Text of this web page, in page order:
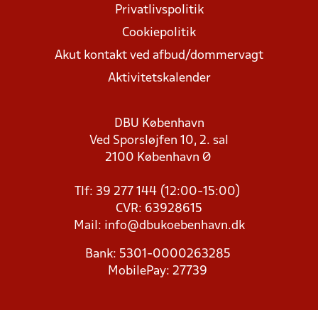
Privatlivspolitik
Cookiepolitik
Akut kontakt ved afbud/dommervagt
Aktivitetskalender
DBU København
Ved Sporsløjfen 10, 2. sal
2100 København Ø
Tlf: 39 277 144 (12:00-15:00)
CVR: 63928615
Mail: info@dbukoebenhavn.dk
Bank: 5301-0000263285
MobilePay: 27739